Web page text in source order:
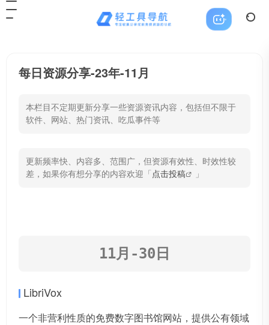
每日资源分享-23年-11月
本栏目不定期更新分享一些资源资讯内容，包括但不限于
软件、网站、热门资讯、吃瓜事件等
更新频率快、内容多、范围广，但资源有效性、时效性较
差，如果你有想分享的内容欢迎「 点击投稿 」
11月-30日
LibriVox
一个非营利性质的免费数字图书馆网站，提供公有领域